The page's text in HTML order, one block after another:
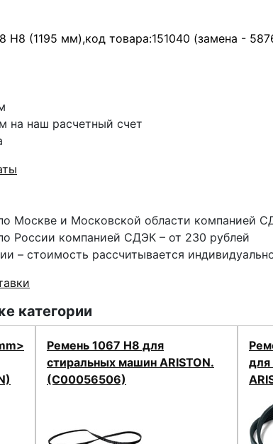
(1195 мм),код товара:151040 (замена -
на наш расчетный счет
Москве и Московской области компанией
России компанией СДЭК – от 230 рублей
– стоимость рассчитывается
категории
Ремень 1067 H8 для
стиральных машин ARISTON.
(C00056506)
для